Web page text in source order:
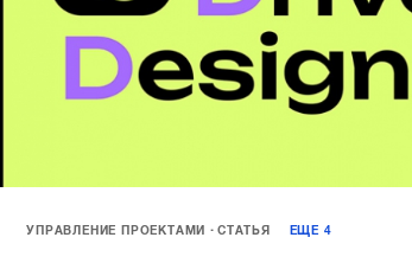
УПРАВЛЕНИЕ ПРОЕКТАМИ СТАТЬЯ ЕЩЕ 4